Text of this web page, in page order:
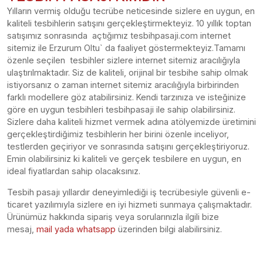
Yılların vermiş olduğu tecrübe neticesinde sizlere en uygun, en
kaliteli tesbihlerin satışını gerçekleştirmekteyiz. 10 yıllık toptan
satışımız sonrasında açtığımız tesbihpasaji.com internet
sitemiz ile Erzurum Oltu` da faaliyet göstermekteyiz.Tamamı
özenle seçilen tesbihler sizlere internet sitemiz aracılığıyla
ulaştırılmaktadır. Siz de kaliteli, orijinal bir tesbihe sahip olmak
istiyorsanız o zaman internet sitemiz aracılığıyla birbirinden
farklı modellere göz atabilirsiniz. Kendi tarzınıza ve isteğinize
göre en uygun tesbihleri tesbihpasaji ile sahip olabilirsiniz.
Sizlere daha kaliteli hizmet vermek adına atölyemizde üretimini
gerçekleştirdiğimiz tesbihlerin her birini özenle inceliyor,
testlerden geçiriyor ve sonrasında satışını gerçekleştiriyoruz.
Emin olabilirsiniz ki kaliteli ve gerçek tesbilere en uygun, en
ideal fiyatlardan sahip olacaksınız.
Tesbih pasajı yıllardır deneyimlediği iş tecrübesiyle güvenli e-
ticaret yazılımıyla sizlere en iyi hizmeti sunmaya çalışmaktadır.
Ürünümüz hakkında sipariş veya sorularınızla ilgili bize
mesaj, mail yada whatsapp üzerinden bilgi alabilirsiniz.